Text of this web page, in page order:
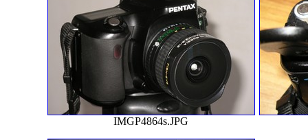
IMGP4864s.JPG